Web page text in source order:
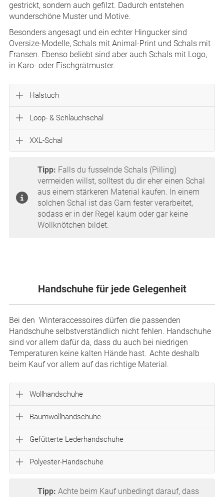
gestrickt, sondern auch gefilzt. Dadurch entstehen
wunderschöne Muster und Motive.
Besonders angesagt und ein echter Hingucker sind
Oversize-Modelle, Schals mit Animal-Print und Schals mit
Fransen. Ebenso beliebt sind aber auch Schals mit Logo,
in Karo- oder Fischgrätmuster.
Halstuch
Loop- & Schlauchschal
XXL-Schal
Tipp: Falls du fusselnde Schals (Pilling)
vermeiden willst, solltest du dir eher einen Schal
aus einem stärkeren Material kaufen. In einem
solchen Schal ist das Garn fester verarbeitet,
sodass er in der Regel kaum oder gar keine
Wollknötchen bildet.
Handschuhe für jede Gelegenheit
Bei den Winteraccessoires dürfen die passenden
Handschuhe selbstverständlich nicht fehlen. Handschuhe
sind vor allem dafür da, dass du auch bei niedrigen
Temperaturen keine kalten Hände hast. Achte deshalb
beim Kauf vor allem auf das richtige Material.
Wollhandschuhe
Baumwollhandschuhe
Gefütterte Lederhandschuhe
Polyester-Handschuhe
Tipp: Achte beim Kauf unbedingt darauf, dass